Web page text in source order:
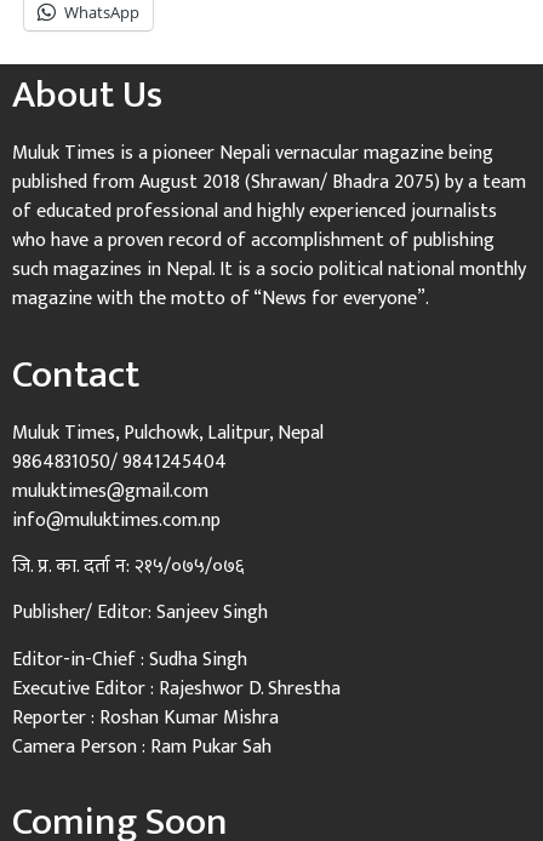
WhatsApp
About Us
Muluk Times is a pioneer Nepali vernacular magazine being
published from August 2018 (Shrawan/ Bhadra 2075) by a team
of educated professional and highly experienced journalists
who have a proven record of accomplishment of publishing
such magazines in Nepal. It is a socio political national monthly
magazine with the motto of “News for everyone”.
Contact
Muluk Times, Pulchowk, Lalitpur, Nepal
9864831050/ 9841245404
muluktimes@gmail.com
info@muluktimes.com.np
जि. प्र. का. दर्ता न: २१५/०७५/०७६
Publisher/ Editor: Sanjeev Singh
Editor-in-Chief : Sudha Singh
Executive Editor : Rajeshwor D. Shrestha
Reporter : Roshan Kumar Mishra
Camera Person : Ram Pukar Sah
Coming Soon